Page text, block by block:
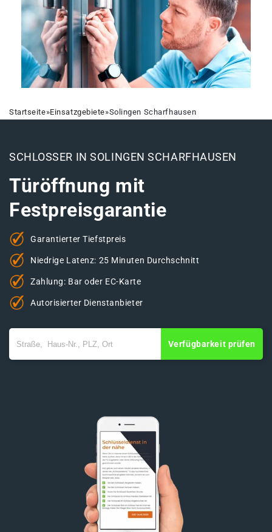
Startseite»Einsatzgebiete»Solingen Scharfhausen
SCHLOSSER IN SOLINGEN SCHARFHAUSEN
Türöffnung mit
Festpreisgarantie
Garantierter Tiefstpreis
Niedrige Latenz: 25 Minuten Durchschnitt
Zahlung: Bar oder EC-Karte
Autorisierter Dienstanbieter
Verfügbarkeit prüfen